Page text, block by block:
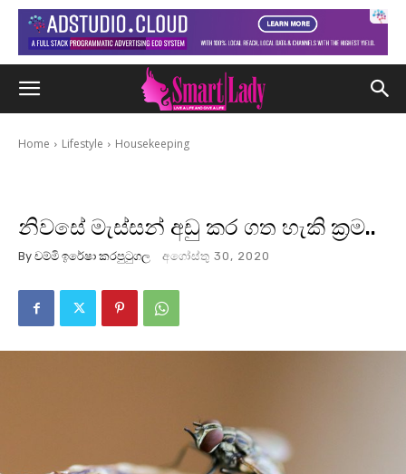
Home Lifestyle Housekeeping
නිවසේ මැස්සන් අඩු කර ගත හැකි ක්‍රම..
By චම්මි ඉරේෂා කරපුටුගල අගෝස්තු 30, 2020